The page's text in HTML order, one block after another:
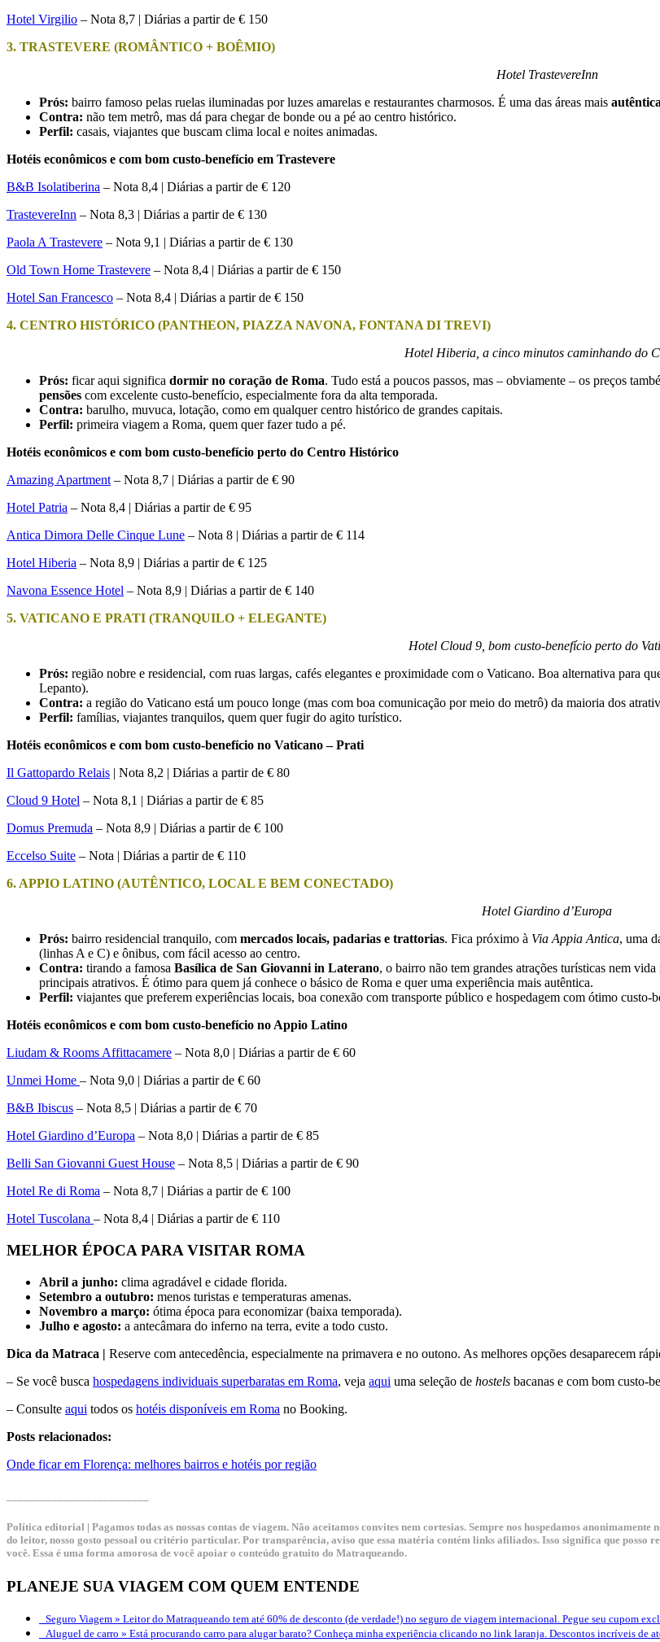
Hotel Virgilio – Nota 8,7 | Diárias a partir de € 150
3. TRASTEVERE (ROMÂNTICO + BOÊMIO)
Hotel TrastevereInn
Prós: bairro famoso pelas ruelas iluminadas por luzes amarelas e restaurantes charmosos. É uma das áreas mais
Contra: não tem metrô, mas dá para chegar de bonde ou a pé ao centro histórico.
Perfil: casais, viajantes que buscam clima local e noites animadas.
Hotéis econômicos e com bom custo-benefício em Trastevere
B&B Isolatiberina – Nota 8,4 | Diárias a partir de € 120
TrastevereInn – Nota 8,3 | Diárias a partir de € 130
Paola A Trastevere – Nota 9,1 | Diárias a partir de € 130
Old Town Home Trastevere – Nota 8,4 | Diárias a partir de € 150
Hotel San Francesco – Nota 8,4 | Diárias a partir de € 150
4. CENTRO HISTÓRICO (PANTHEON, PIAZZA NAVONA, FONTANA DI TREVI)
Hotel Hiberia, a cinco minutos caminhando do
Prós: ficar aqui significa dormir no coração de Roma. Tudo está a poucos passos, mas – obviamente – os preços
pensões com excelente custo-benefício, especialmente fora da alta temporada.
Contra: barulho, muvuca, lotação, como em qualquer centro histórico de grandes capitais.
Perfil: primeira viagem a Roma, quem quer fazer tudo a pé.
Hotéis econômicos e com bom custo-benefício perto do Centro Histórico
Amazing Apartment – Nota 8,7 | Diárias a partir de € 90
Hotel Patria – Nota 8,4 | Diárias a partir de € 95
Antica Dimora Delle Cinque Lune – Nota 8 | Diárias a partir de € 114
Hotel Hiberia – Nota 8,9 | Diárias a partir de € 125
Navona Essence Hotel – Nota 8,9 | Diárias a partir de € 140
5. VATICANO E PRATI (TRANQUILO + ELEGANTE)
Hotel Cloud 9, bom custo-benefício perto do
Prós: região nobre e residencial, com ruas largas, cafés elegantes e proximidade com o Vaticano. Boa alternativa para
Lepanto).
Contra: a região do Vaticano está um pouco longe (mas com boa comunicação por meio do metrô) da maioria dos
Perfil: famílias, viajantes tranquilos, quem quer fugir do agito turístico.
Hotéis econômicos e com bom custo-benefício no Vaticano – Prati
Il Gattopardo Relais | Nota 8,2 | Diárias a partir de € 80
Cloud 9 Hotel – Nota 8,1 | Diárias a partir de € 85
Domus Premuda – Nota 8,9 | Diárias a partir de € 100
Eccelso Suite – Nota | Diárias a partir de € 110
6. APPIO LATINO (AUTÊNTICO, LOCAL E BEM CONECTADO)
Hotel Giardino d’Europa
Prós: bairro residencial tranquilo, com mercados locais, padarias e trattorias. Fica próximo à Via Appia Antica, uma
(linhas A e C) e ônibus, com fácil acesso ao centro.
Contra: tirando a famosa Basílica de San Giovanni in Laterano, o bairro não tem grandes atrações turísticas nem
principais atrativos. É ótimo para quem já conhece o básico de Roma e quer uma experiência mais autêntica.
Perfil: viajantes que preferem experiências locais, boa conexão com transporte público e hospedagem com ótimo custo-
Hotéis econômicos e com bom custo-benefício no Appio Latino
Liudam & Rooms Affittacamere – Nota 8,0 | Diárias a partir de € 60
Unmei Home – Nota 9,0 | Diárias a partir de € 60
B&B Ibiscus – Nota 8,5 | Diárias a partir de € 70
Hotel Giardino d’Europa – Nota 8,0 | Diárias a partir de € 85
Belli San Giovanni Guest House – Nota 8,5 | Diárias a partir de € 90
Hotel Re di Roma – Nota 8,7 | Diárias a partir de € 100
Hotel Tuscolana – Nota 8,4 | Diárias a partir de € 110
MELHOR ÉPOCA PARA VISITAR ROMA
Abril a junho: clima agradável e cidade florida.
Setembro a outubro: menos turistas e temperaturas amenas.
Novembro a março: ótima época para economizar (baixa temporada).
Julho e agosto: a antecâmara do inferno na terra, evite a todo custo.
Dica da Matraca | Reserve com antecedência, especialmente na primavera e no outono. As melhores opções desaparecem
– Se você busca hospedagens individuais superbaratas em Roma, veja aqui uma seleção de hostels bacanas e com bom custo-
– Consulte aqui todos os hotéis disponíveis em Roma no Booking.
Posts relacionados:
Onde ficar em Florença: melhores bairros e hotéis por região
Política editorial | Pagamos todas as nossas contas de viagem. Não aceitamos convites nem cortesias. Sempre nos hospedamos
do leitor, nosso gosto pessoal ou critério particular. Por transparência, aviso que essa matéria contém links afiliados. Isso significa que posso
você. Essa é uma forma amorosa de você apoiar o conteúdo gratuito do Matraqueando.
PLANEJE SUA VIAGEM COM QUEM ENTENDE
Seguro Viagem » Leitor do Matraqueando tem até 60% de desconto (de verdade!) no seguro de viagem internacional. Pegue seu cupom
Aluguel de carro » Está procurando carro para alugar barato? Conheça minha experiência clicando no link laranja. Descontos incríveis de